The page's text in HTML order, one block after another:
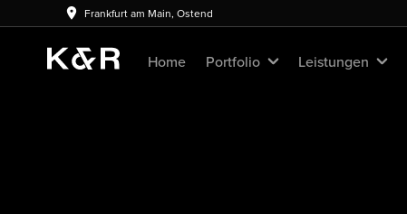
Frankfurt am Main, Ostend
Home Portfolio Leistungen